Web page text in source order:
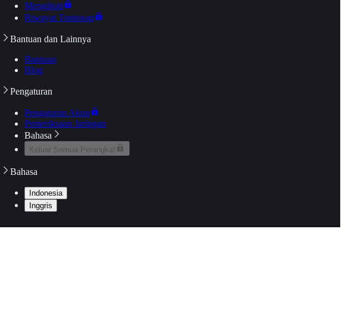
Mengikuti
Riwayat Tontonan
Bantuan dan Lainnya
Bantuan
Blog
Pengaturan
Pengaturan Akun
Pemeriksaan Jaringan
Bahasa
Keluar Semua Perangkat
Bahasa
Indonesia
Inggris